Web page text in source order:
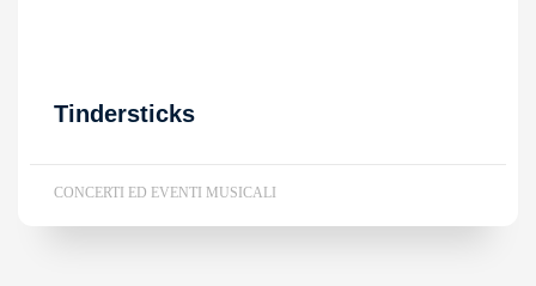
Tindersticks
CONCERTI ED EVENTI MUSICALI